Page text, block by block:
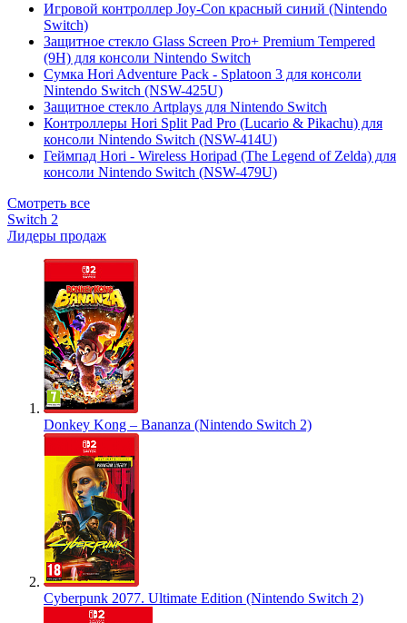
Игровой контроллер Joy-Con красный синий (Nintendo
Switch)
Защитное стекло Glass Screen Pro+ Premium Tempered
(9H) для консоли Nintendo Switch
Сумка Hori Adventure Pack - Splatoon 3 для консоли
Nintendo Switch (NSW-425U)
Защитное стекло Artplays для Nintendo Switch
Контроллеры Hori Split Pad Pro (Lucario & Pikachu) для
консоли Nintendo Switch (NSW-414U)
Геймпад Hori - Wireless Horipad (The Legend of Zelda) для
консоли Nintendo Switch (NSW-479U)
Смотреть все
Switch 2
Лидеры продаж
Donkey Kong – Bananza (Nintendo Switch 2)
Cyberpunk 2077. Ultimate Edition (Nintendo Switch 2)